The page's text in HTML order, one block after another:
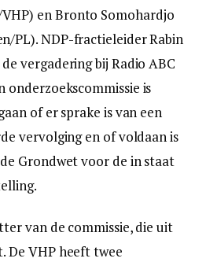
en Bronto Somohardjo
PL). NDP-fractieleider Rabin
vergadering bij Radio ABC
onderzoekscommissie is
of er sprake is van een
vervolging en of voldaan is
Grondwet voor de in staat
van de commissie, die uit
De VHP heeft twee